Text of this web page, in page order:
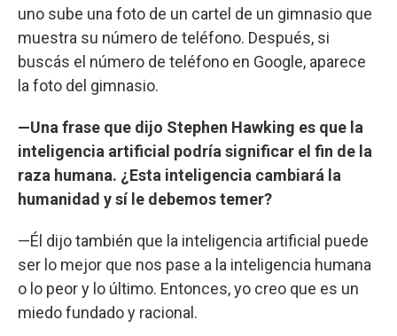
uno sube una foto de un cartel de un gimnasio que
muestra su número de teléfono. Después, si
buscás el número de teléfono en Google, aparece
la foto del gimnasio.
—Una frase que dijo Stephen Hawking es que la
inteligencia artificial podría significar el fin de la
raza humana. ¿Esta inteligencia cambiará la
humanidad y sí le debemos temer?
—Él dijo también que la inteligencia artificial puede
ser lo mejor que nos pase a la inteligencia humana
o lo peor y lo último. Entonces, yo creo que es un
miedo fundado y racional.